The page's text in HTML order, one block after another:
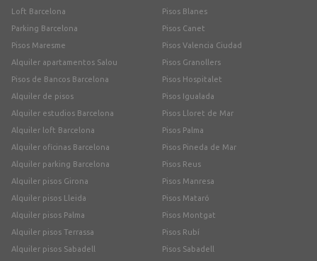
Loft Barcelona
Parking Barcelona
Pisos Maresme
Alquiler apartamentos Salou
Pisos de Bancos Barcelona
Alquiler de pisos
Alquiler estudios Barcelona
Alquiler loft Barcelona
Alquiler oficinas Barcelona
Alquiler parking Barcelona
Alquiler pisos Girona
Alquiler pisos Lleida
Alquiler pisos Palma
Alquiler pisos Terrassa
Alquiler pisos Sabadell
Pisos Blanes
Pisos Canet
Pisos Valencia Ciudad
Pisos Granollers
Pisos Hospitalet
Pisos Igualada
Pisos Lloret de Mar
Pisos Palma
Pisos Pineda de Mar
Pisos Reus
Pisos Manresa
Pisos Mataró
Pisos Montgat
Pisos Rubí
Pisos Sabadell